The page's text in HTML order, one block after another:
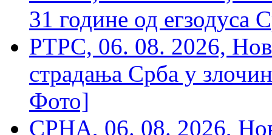
31 године од егзодуса
РТРС, 06. 08. 2026,
страдања Срба у
Фото]
СРНА, 06. 08. 2026,